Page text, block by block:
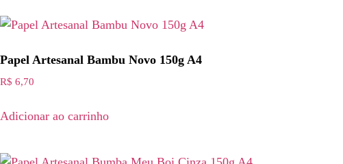
Papel Artesanal Bambu Novo 150g A4
R$ 6,70
Adicionar ao carrinho